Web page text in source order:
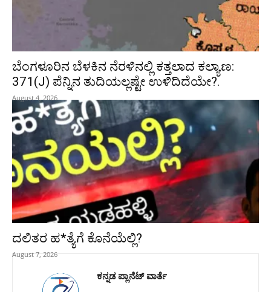
ಬೆಂಗಳೂರಿನ ಬೆಳಕಿನ ನೆರಳಿನಲ್ಲಿ ಕತ್ತಲಾದ ಕಲ್ಯಾಣ:
371(J) ಪೆನ್ನಿನ ತುದಿಯಲ್ಲಷ್ಟೇ ಉಳಿದಿದೆಯೇ?.
August 4, 2026
ದಲಿತರ ಹ*ತ್ಯೆಗೆ ಕೊನೆಯೆಲ್ಲಿ?
August 7, 2026
ಕನ್ನಡ ಪ್ಲಾನೆಟ್ ವಾರ್ತೆ